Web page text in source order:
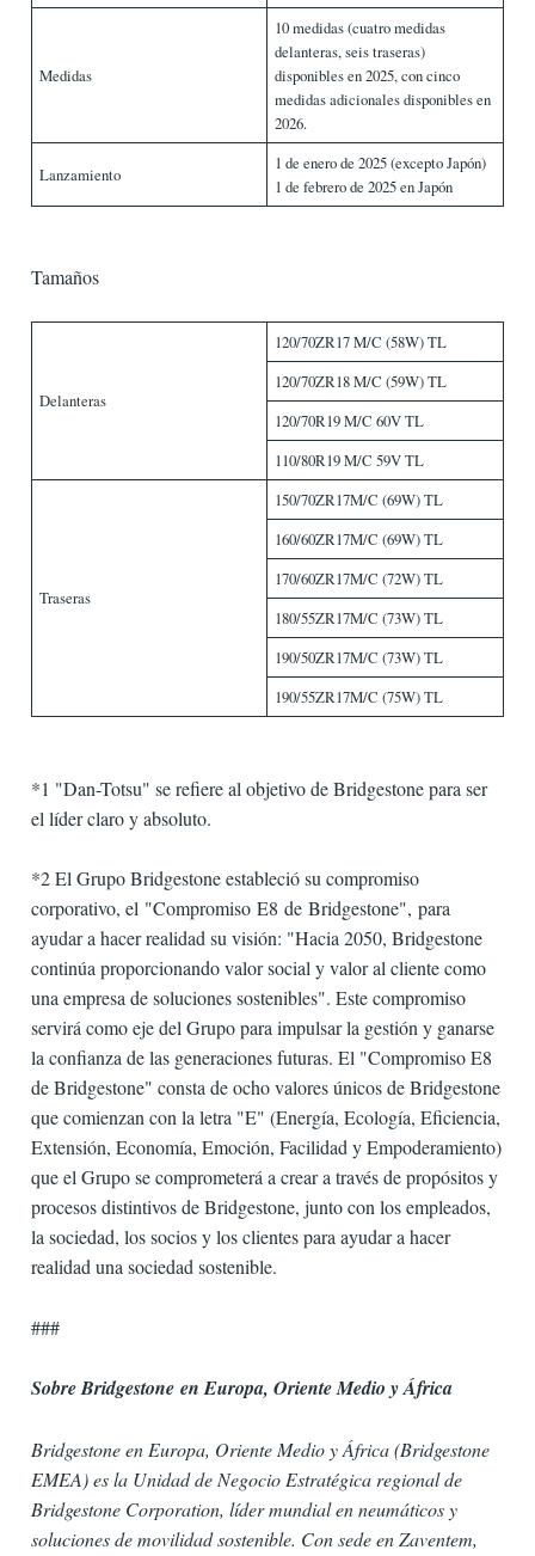
Medidas
10 medidas (cuatro medidas
delanteras, seis traseras)
disponibles en 2025, con cinco
medidas adicionales disponibles en
2026.
Lanzamiento
1 de enero de 2025 (excepto Japón)
1 de febrero de 2025 en Japón
Tamaños
Delanteras
120/70ZR17 M/C (58W) TL
120/70ZR18 M/C (59W) TL
120/70R19 M/C 60V TL
110/80R19 M/C 59V TL
Traseras
150/70ZR17M/C (69W) TL
160/60ZR17M/C (69W) TL
170/60ZR17M/C (72W) TL
180/55ZR17M/C (73W) TL
190/50ZR17M/C (73W) TL
190/55ZR17M/C (75W) TL
*1 "Dan-Totsu" se refiere al objetivo de Bridgestone para ser
el líder claro y absoluto.
*2 El Grupo Bridgestone estableció su compromiso
corporativo, el "Compromiso E8 de Bridgestone", para
ayudar a hacer realidad su visión: "Hacia 2050, Bridgestone
continúa proporcionando valor social y valor al cliente como
una empresa de soluciones sostenibles". Este compromiso
servirá como eje del Grupo para impulsar la gestión y ganarse
la confianza de las generaciones futuras. El "Compromiso E8
de Bridgestone" consta de ocho valores únicos de Bridgestone
que comienzan con la letra "E" (Energía, Ecología, Eficiencia,
Extensión, Economía, Emoción, Facilidad y Empoderamiento)
que el Grupo se comprometerá a crear a través de propósitos y
procesos distintivos de Bridgestone, junto con los empleados,
la sociedad, los socios y los clientes para ayudar a hacer
realidad una sociedad sostenible.
###
Sobre Bridgestone en Europa, Oriente Medio y África
Bridgestone en Europa, Oriente Medio y África (Bridgestone
EMEA) es la Unidad de Negocio Estratégica regional de
Bridgestone Corporation, líder mundial en neumáticos y
soluciones de movilidad sostenible. Con sede en Zaventem,